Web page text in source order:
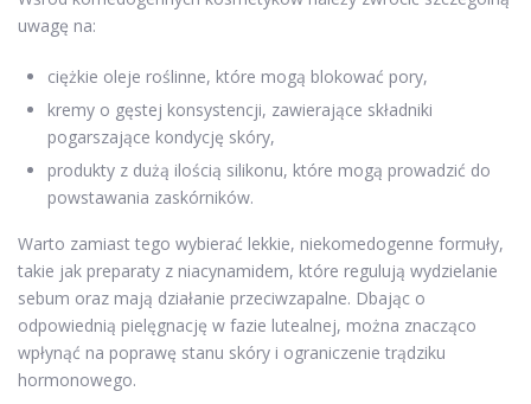
uwagę na:
ciężkie oleje roślinne, które mogą blokować pory,
kremy o gęstej konsystencji, zawierające składniki
pogarszające kondycję skóry,
produkty z dużą ilością silikonu, które mogą prowadzić do
powstawania zaskórników.
Warto zamiast tego wybierać lekkie, niekomedogenne formuły,
takie jak preparaty z niacynamidem, które regulują wydzielanie
sebum oraz mają działanie przeciwzapalne. Dbając o
odpowiednią pielęgnację w fazie lutealnej, można znacząco
wpłynąć na poprawę stanu skóry i ograniczenie trądziku
hormonowego.